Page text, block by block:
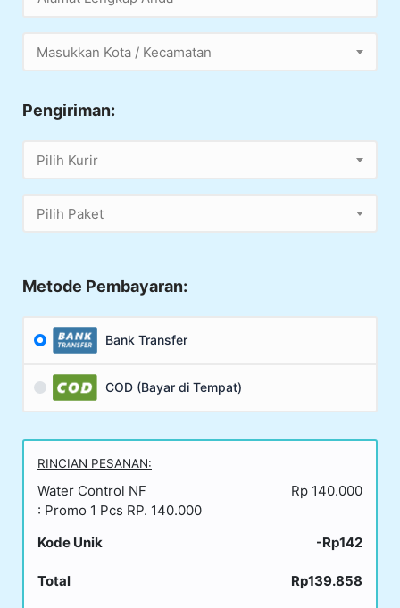
Masukkan Kota / Kecamatan
Pengiriman:
Pilih Kurir
Pilih Paket
Metode Pembayaran:
Bank Transfer
COD (Bayar di Tempat)
RINCIAN PESANAN:
Water Control NF
: Promo 1 Pcs RP. 140.000
Rp 140.000
Kode Unik -Rp142
Total Rp139.858